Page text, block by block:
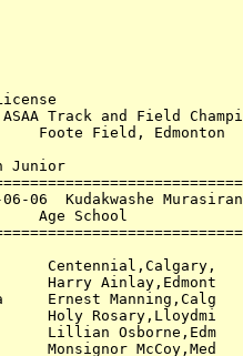
License
2024 ASAA Track
Junior
06-06  Kudakwashe
Age School
Centennial,Calgary,
Harry Ainlay,Edmont
Ernest Manning,Calg
Holy Rosary,Lloydmi
Lillian Osborne,Edm
Monsignor McCoy,Med